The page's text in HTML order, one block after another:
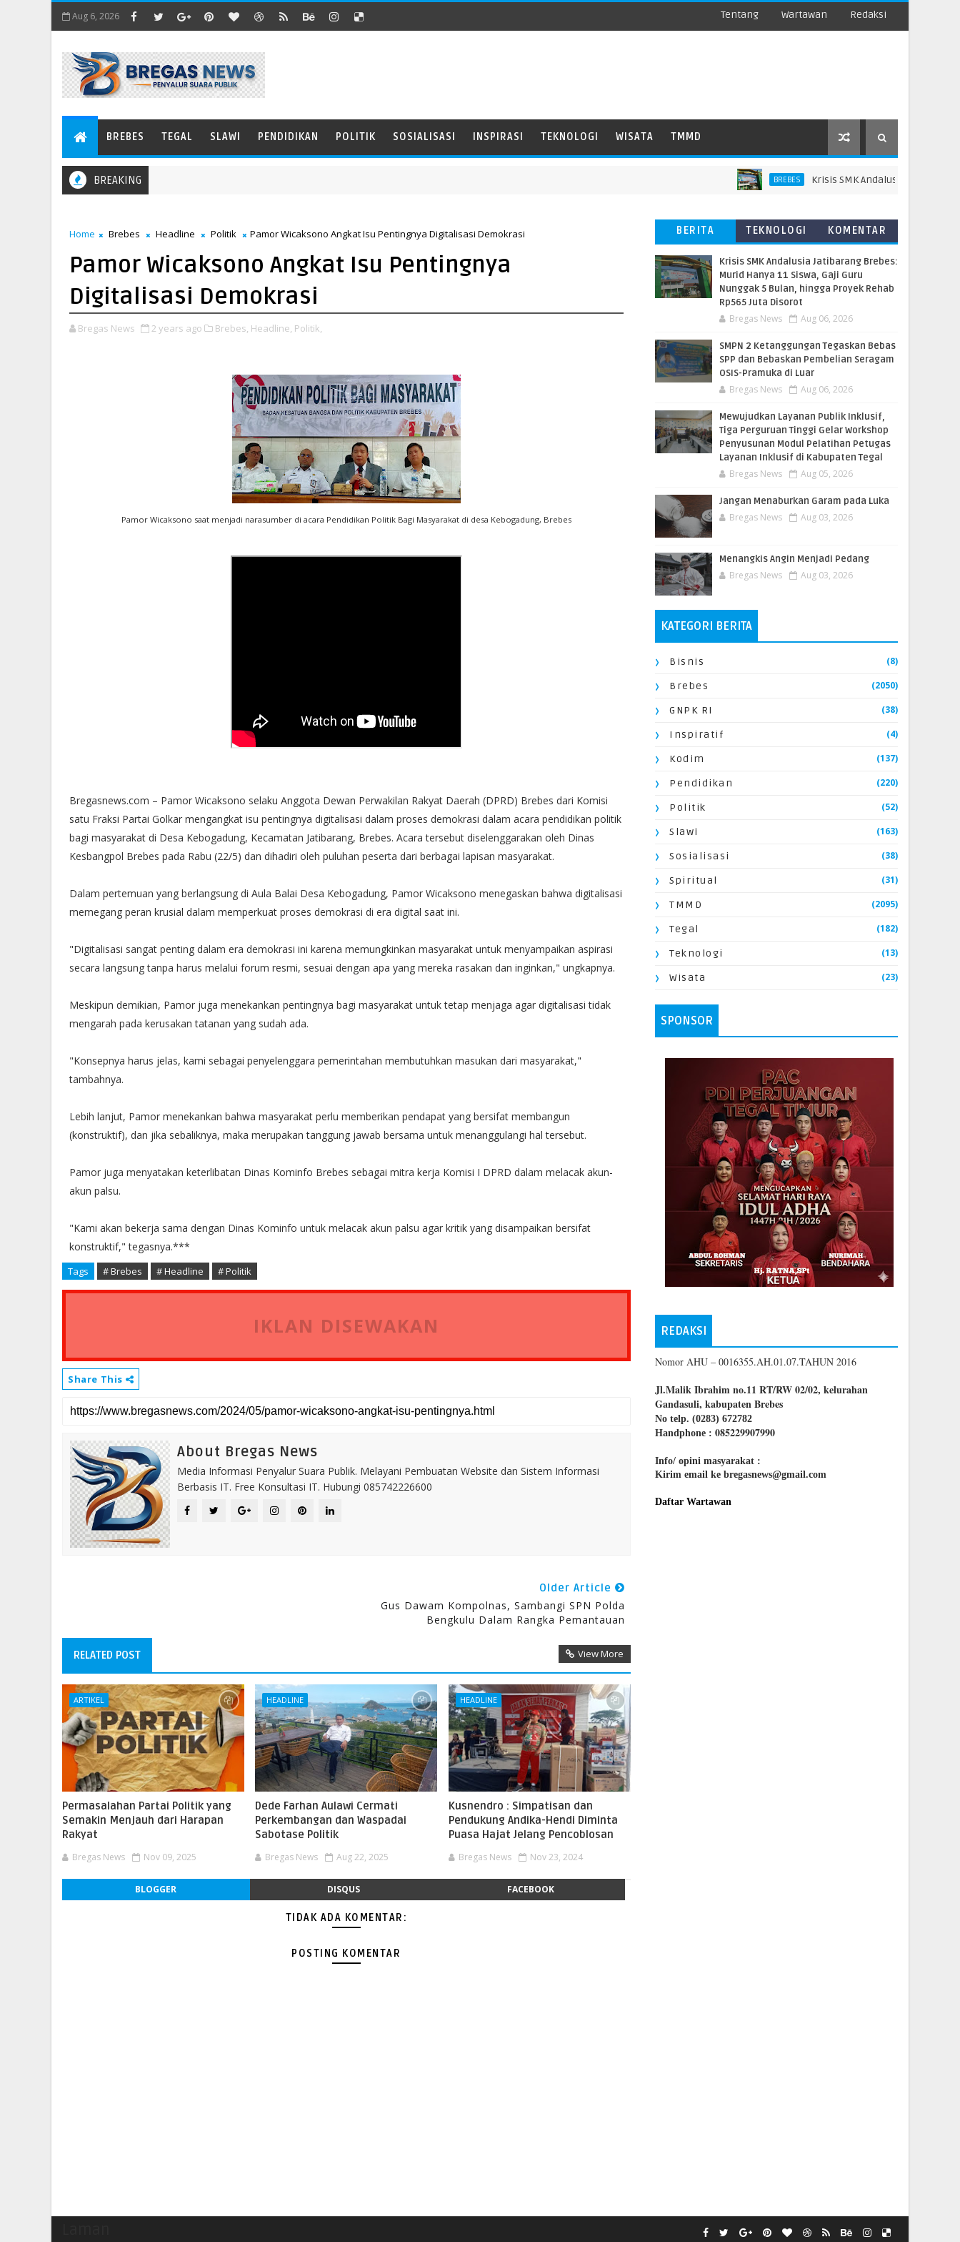
Aug 6, 2026 Tentang Wartawan Redaksi
BREBES TEGAL SLAWI PENDIDIKAN POLITIK SOSIALISASI INSPIRASI TEKNOLOGI WISATA TMMD
BREAKING BREBES Krisis SMK Andalusia Jatibarang
Home Brebes Headline Politik Pamor Wicaksono Angkat Isu Pentingnya Digitalisasi Demokrasi
Pamor Wicaksono Angkat Isu Pentingnya
Digitalisasi Demokrasi
Bregas News 2 years ago Brebes, Headline, Politik,
Pamor Wicaksono saat menjadi narasumber di acara Pendidikan Politik Bagi Masyarakat di desa Kebogadung, Brebes
Bregasnews.com – Pamor Wicaksono selaku Anggota Dewan Perwakilan Rakyat Daerah (DPRD) Brebes dari Komisi
satu Fraksi Partai Golkar mengangkat isu pentingnya digitalisasi dalam proses demokrasi dalam acara pendidikan politik
bagi masyarakat di Desa Kebogadung, Kecamatan Jatibarang, Brebes. Acara tersebut diselenggarakan oleh Dinas
Kesbangpol Brebes pada Rabu (22/5) dan dihadiri oleh puluhan peserta dari berbagai lapisan masyarakat.
Dalam pertemuan yang berlangsung di Aula Balai Desa Kebogadung, Pamor Wicaksono menegaskan bahwa digitalisasi
memegang peran krusial dalam memperkuat proses demokrasi di era digital saat ini.
"Digitalisasi sangat penting dalam era demokrasi ini karena memungkinkan masyarakat untuk menyampaikan aspirasi
secara langsung tanpa harus melalui forum resmi, sesuai dengan apa yang mereka rasakan dan inginkan," ungkapnya.
Meskipun demikian, Pamor juga menekankan pentingnya bagi masyarakat untuk tetap menjaga agar digitalisasi tidak
mengarah pada kerusakan tatanan yang sudah ada.
"Konsepnya harus jelas, kami sebagai penyelenggara pemerintahan membutuhkan masukan dari masyarakat,"
tambahnya.
Lebih lanjut, Pamor menekankan bahwa masyarakat perlu memberikan pendapat yang bersifat membangun
(konstruktif), dan jika sebaliknya, maka merupakan tanggung jawab bersama untuk menanggulangi hal tersebut.
Pamor juga menyatakan keterlibatan Dinas Kominfo Brebes sebagai mitra kerja Komisi I DPRD dalam melacak akun-
akun palsu.
"Kami akan bekerja sama dengan Dinas Kominfo untuk melacak akun palsu agar kritik yang disampaikan bersifat
konstruktif," tegasnya.***
Tags # Brebes # Headline # Politik
IKLAN DISEWAKAN
Share This
About Bregas News
Media Informasi Penyalur Suara Publik. Melayani Pembuatan Website dan Sistem Informasi
Berbasis IT. Free Konsultasi IT. Hubungi 085742226600
Older Article
Gus Dawam Kompolnas, Sambangi SPN Polda
Bengkulu Dalam Rangka Pemantauan
RELATED POST View More
ARTIKEL
Permasalahan Partai Politik yang
Semakin Menjauh dari Harapan
Rakyat
Bregas News Nov 09, 2025
HEADLINE
Dede Farhan Aulawi Cermati
Perkembangan dan Waspadai
Sabotase Politik
Bregas News Aug 22, 2025
HEADLINE
Kusnendro : Simpatisan dan
Pendukung Andika-Hendi Diminta
Puasa Hajat Jelang Pencoblosan
Bregas News Nov 23, 2024
BLOGGER DISQUS FACEBOOK
TIDAK ADA KOMENTAR:
POSTING KOMENTAR
BERITA
TERBARU
TEKNOLOGI
KOMENTAR
Krisis SMK Andalusia Jatibarang Brebes:
Murid Hanya 11 Siswa, Gaji Guru
Nunggak 5 Bulan, hingga Proyek Rehab
Rp565 Juta Disorot
Bregas News Aug 06, 2026
SMPN 2 Ketanggungan Tegaskan Bebas
SPP dan Bebaskan Pembelian Seragam
OSIS-Pramuka di Luar
Bregas News Aug 06, 2026
​Mewujudkan Layanan Publik Inklusif,
Tiga Perguruan Tinggi Gelar Workshop
Penyusunan Modul Pelatihan Petugas
Layanan Inklusif di Kabupaten Tegal
Bregas News Aug 05, 2026
Jangan Menaburkan Garam pada Luka
Bregas News Aug 03, 2026
Menangkis Angin Menjadi Pedang
Bregas News Aug 03, 2026
KATEGORI BERITA
Bisnis (8)
Brebes (2050)
GNPK RI (38)
Inspiratif (4)
Kodim (137)
Pendidikan (220)
Politik (52)
Slawi (163)
Sosialisasi (38)
Spiritual (31)
TMMD (2095)
Tegal (182)
Teknologi (13)
Wisata (23)
SPONSOR
REDAKSI
Nomor AHU – 0016355.AH.01.07.TAHUN 2016
Jl.Malik Ibrahim no.11 RT/RW 02/02, kelurahan
Gandasuli, kabupaten Brebes
No telp. (0283) 672782
Handphone : 085229907990
Info/ opini masyarakat :
Kirim email ke bregasnews@gmail.com
Daftar Wartawan